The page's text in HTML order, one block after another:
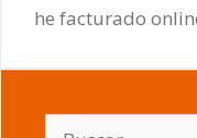
he facturado